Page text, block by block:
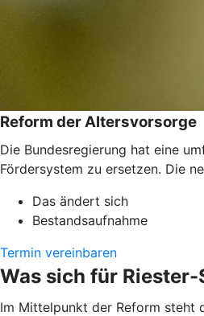
Reform der Altersvorsorge
Die Bundesregierung hat eine
Fördersystem zu ersetzen. Die
Das ändert sich
Bestandsaufnahme
Termin vereinbaren
Was sich für
Im Mittelpunkt der Reform steht